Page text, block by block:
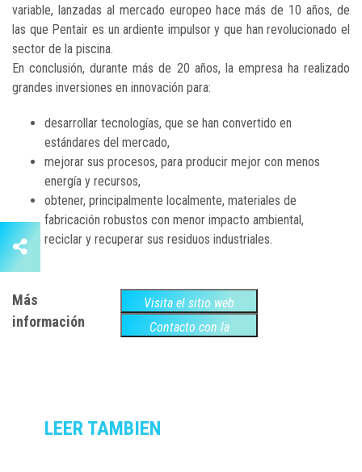
variable, lanzadas al mercado europeo hace más de 10 años, de
las que Pentair es un ardiente impulsor y que han revolucionado el
sector de la piscina.
En conclusión, durante más de 20 años, la empresa ha realizado
grandes inversiones en innovación para:
desarrollar tecnologías, que se han convertido en
estándares del mercado,
mejorar sus procesos, para producir mejor con menos
energía y recursos,
obtener, principalmente localmente, materiales de
fabricación robustos con menor impacto ambiental,
reciclar y recuperar sus residuos industriales.
Más
información
Visita el sitio web
Contacto con la
LEER TAMBIEN